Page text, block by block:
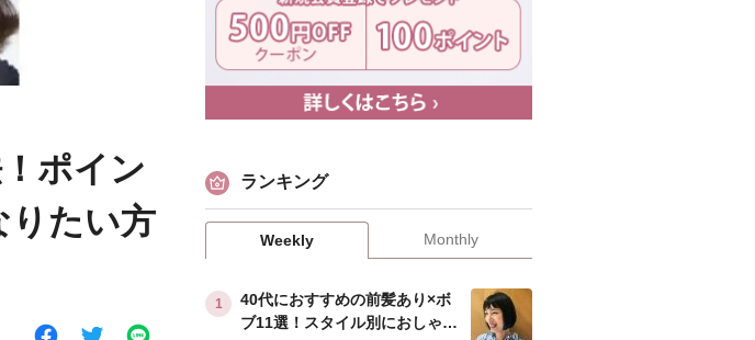
ポイン
りたい方
ランキング
Weekly Monthly
40代におすすめの前髪あり×ボ
ブ11選！スタイル別におしゃれ